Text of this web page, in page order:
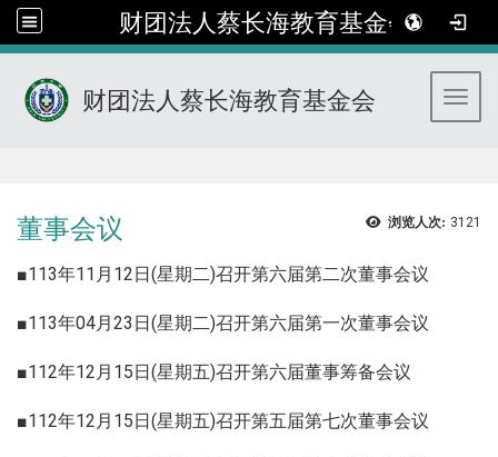
财团法人蔡长海教育基金会
财团法人蔡长海教育基金会
浏览人次: 3121
董事会议
■113年11月12日(星期二)召开第六届第二次董事会议
■113年04月23日(星期二)召开第六届第一次董事会议
■112年12月15日(星期五)召开第六届董事筹备会议
■112年12月15日(星期五)召开第五届第七次董事会议